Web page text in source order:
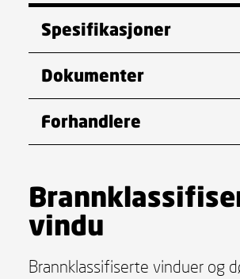
Spesifikasjoner
Dokumenter
Forhandlere
vindu
Brannklassifiserte vinduer og